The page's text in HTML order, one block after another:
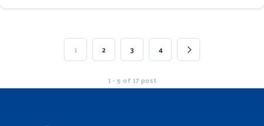
1 2 3 4
1 - 5 of 17 post